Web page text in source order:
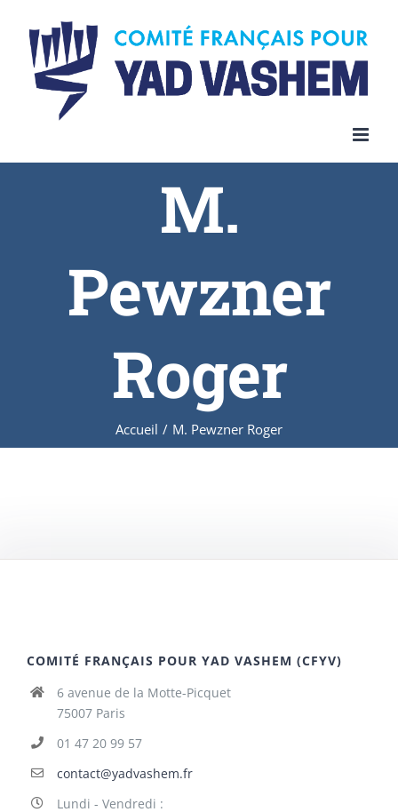
content
M.
Pewzner
Roger
Accueil / M. Pewzner Roger
COMITÉ FRANÇAIS POUR YAD VASHEM (CFYV)
6 avenue de la Motte-Picquet
75007 Paris
01 47 20 99 57
contact@yadvashem.fr
Lundi - Vendredi :